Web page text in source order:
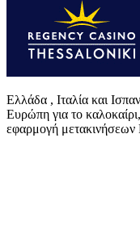
Ελλάδα , Ιταλία και
Ευρώπη για το
εφαρμογή μετακινήσεων